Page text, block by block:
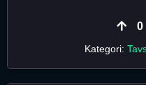
0
Kategori: